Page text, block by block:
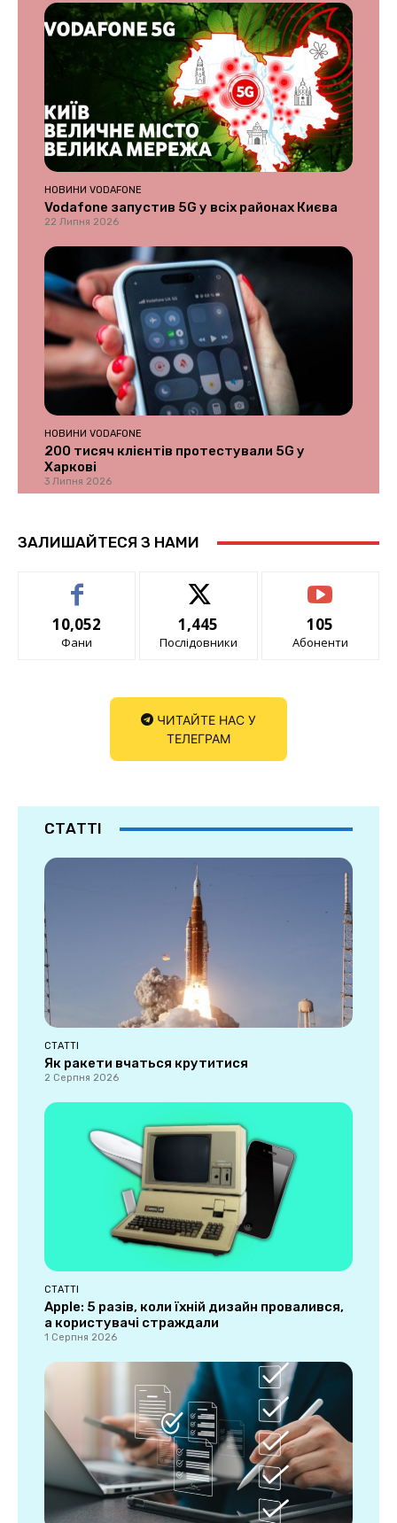
НОВИНИ VODAFONE
Vodafone запустив 5G у всіх районах Києва
22 Липня 2026
НОВИНИ VODAFONE
200 тисяч клієнтів протестували 5G у
Харкові
3 Липня 2026
ЗАЛИШАЙТЕСЯ З НАМИ
10,052
Фани
1,445
Послідовники
105
Абоненти
ЧИТАЙТЕ НАС У
ТЕЛЕГРАМ
СТАТТІ
СТАТТІ
Як ракети вчаться крутитися
2 Серпня 2026
СТАТТІ
Apple: 5 разів, коли їхній дизайн провалився,
а користувачі страждали
1 Серпня 2026